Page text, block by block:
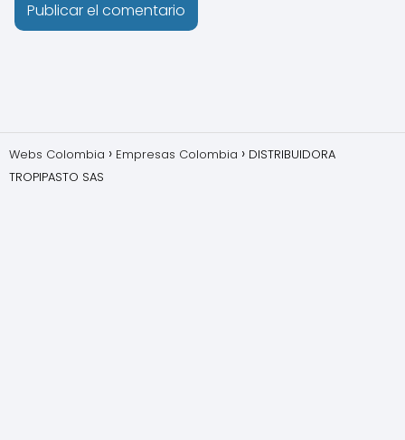
Webs Colombia Empresas Colombia
DISTRIBUIDORA
TROPIPASTO SAS